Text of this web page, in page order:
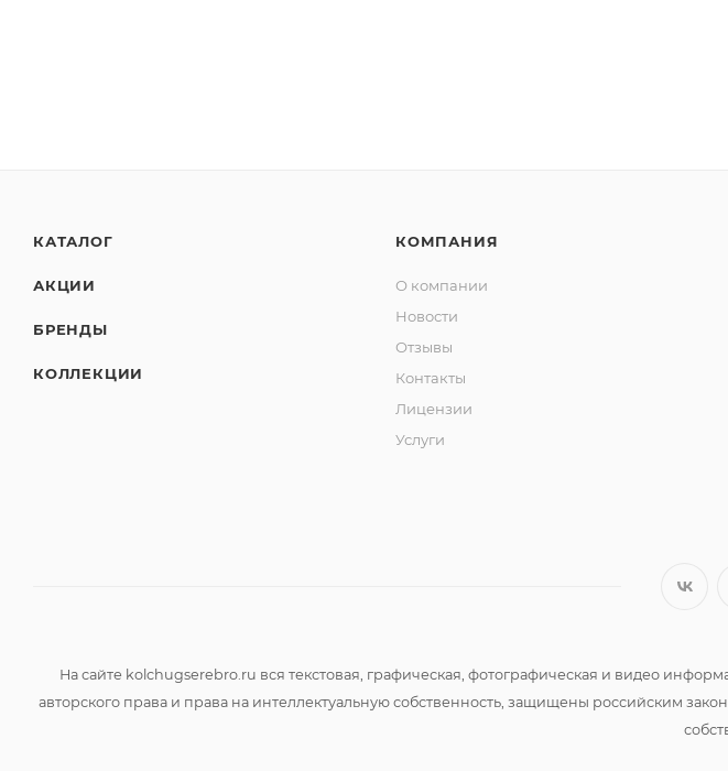
КАТАЛОГ
АКЦИИ
БРЕНДЫ
КОЛЛЕКЦИИ
КОМПАНИЯ
О компании
Новости
Отзывы
Контакты
Лицензии
Услуги
На сайте kolchugserebro.ru вся текстовая, графическая, фотографическая и видео
авторского права и права на интеллектуальную собственность, защищены российским